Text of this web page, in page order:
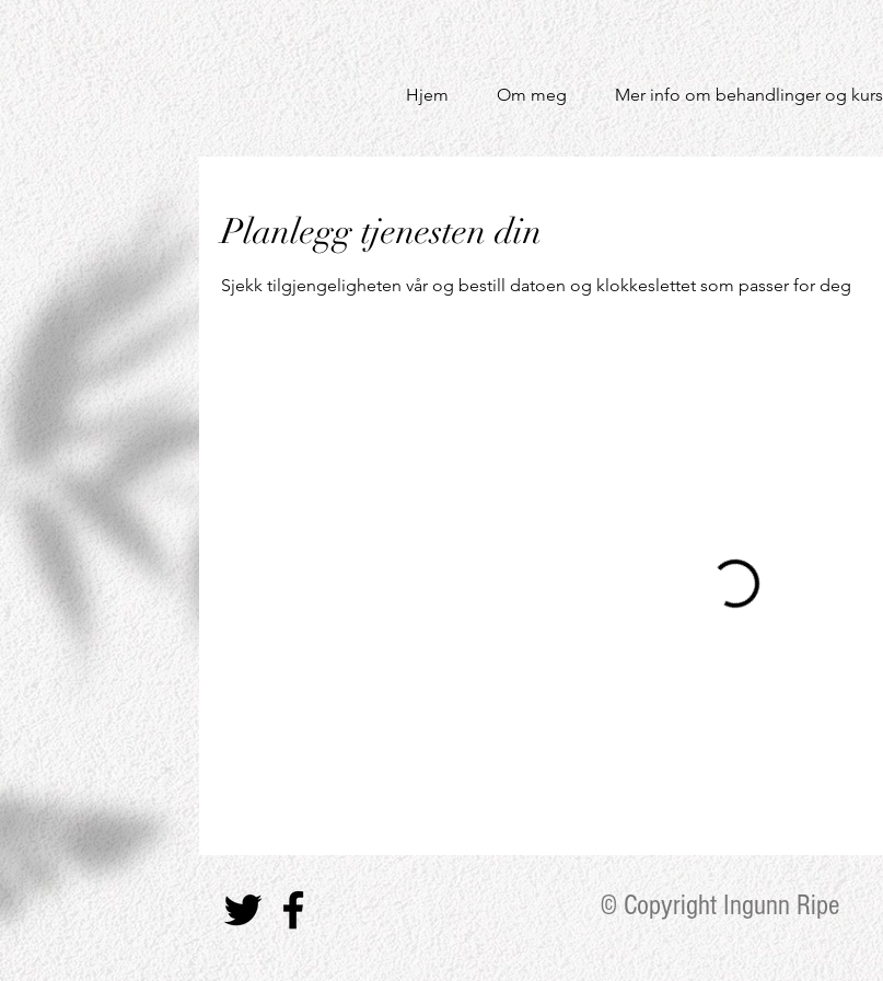
Hjem Om meg Mer info om behandlinger og kurs
Planlegg tjenesten din
Sjekk tilgjengeligheten vår og bestill datoen og klokkeslettet som passer for deg
© Copyright Ingunn Ripe